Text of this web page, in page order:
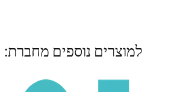
למוצרים נוספים מחברת: